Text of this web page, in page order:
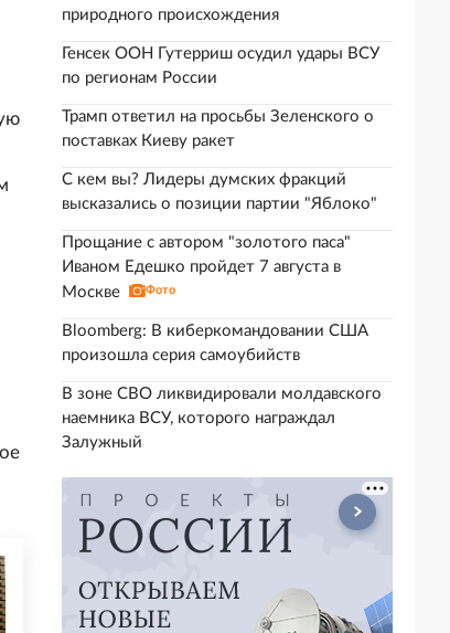
природного происхождения
Генсек ООН Гутерриш осудил удары ВСУ
по регионам России
Трамп ответил на просьбы Зеленского о
поставках Киеву ракет
С кем вы? Лидеры думских фракций
высказались о позиции партии "Яблоко"
Прощание с автором "золотого паса"
Иваном Едешко пройдет 7 августа в
Москве
Фото
Bloomberg: В киберкомандовании США
произошла серия самоубийств
В зоне СВО ликвидировали молдавского
наемника ВСУ, которого награждал
Залужный